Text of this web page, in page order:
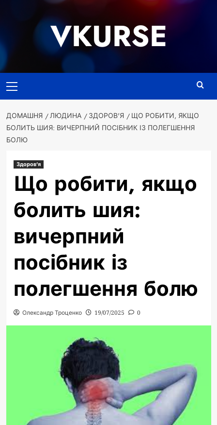
VKURSE
меню
ДОМАШНЯ ЛЮДИНА ЗДОРОВ'Я
ЩО РОБИТИ, ЯКЩО
БОЛИТЬ ШИЯ: ВИЧЕРПНИЙ ПОСІБНИК ІЗ ПОЛЕГШЕННЯ
БОЛЮ
Здоров'я
Що робити, якщо
болить шия:
вичерпний
посібник із
полегшення болю
Олександр Троценко 19/07/2025 0